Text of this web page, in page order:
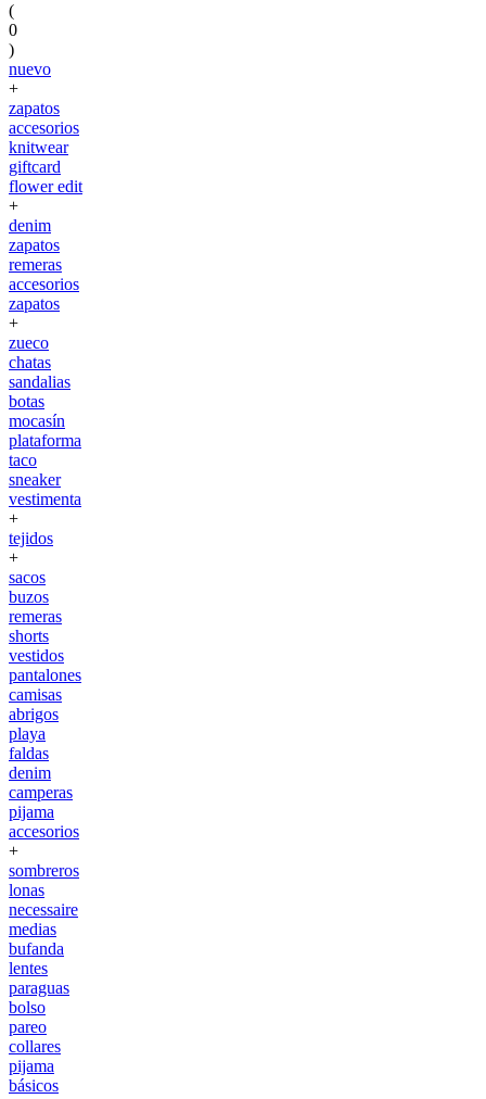
(
0
)
nuevo
+
zapatos
accesorios
knitwear
giftcard
flower edit
+
denim
zapatos
remeras
accesorios
zapatos
+
zueco
chatas
sandalias
botas
mocasín
plataforma
taco
sneaker
vestimenta
+
tejidos
+
sacos
buzos
remeras
shorts
vestidos
pantalones
camisas
abrigos
playa
faldas
denim
camperas
pijama
accesorios
+
sombreros
lonas
necessaire
medias
bufanda
lentes
paraguas
bolso
pareo
collares
pijama
básicos